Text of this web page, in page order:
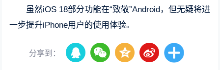
虽然iOS 18部分功能在“致敬”Android，但无疑将进
一步提升iPhone用户的使用体验。
分享到：